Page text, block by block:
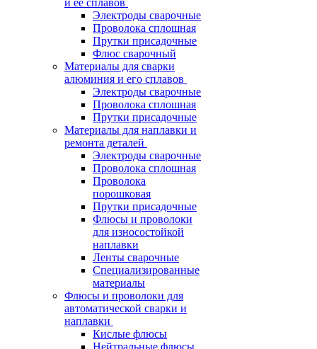
и ее сплавов
Электроды сварочные
Проволока сплошная
Прутки присадочные
Флюс сварочный
Материалы для сварки
алюминия и его сплавов
Электроды сварочные
Проволока сплошная
Прутки присадочные
Материалы для наплавки и
ремонта деталей
Электроды сварочные
Проволока сплошная
Проволока
порошковая
Прутки присадочные
Флюсы и проволоки
для износостойкой
наплавки
Ленты сварочные
Специализированные
материалы
Флюсы и проволоки для
автоматической сварки и
наплавки
Кислые флюсы
Нейтральные флюсы